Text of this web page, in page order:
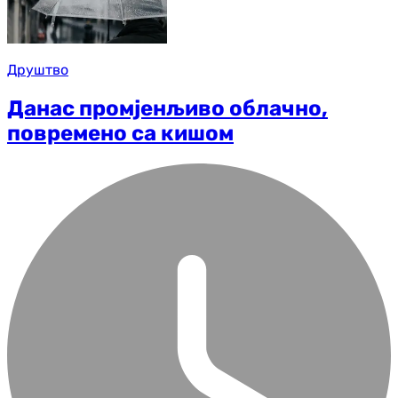
Друштво
Данас промјенљиво облачно,
повремено са кишом